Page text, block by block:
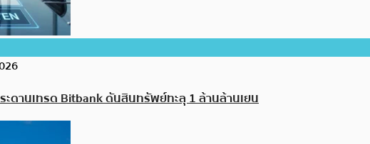
ดานเทรด Bitbank ดันสินทรัพย์ทะลุ 1 ล้านล้านเยน